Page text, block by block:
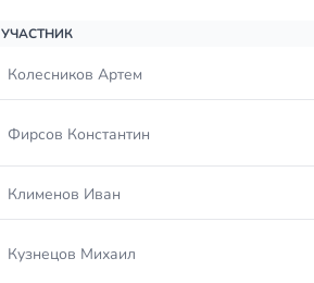
УЧАСТНИК
Колесников Артем
Фирсов Константин
Клименов Иван
Кузнецов Михаил